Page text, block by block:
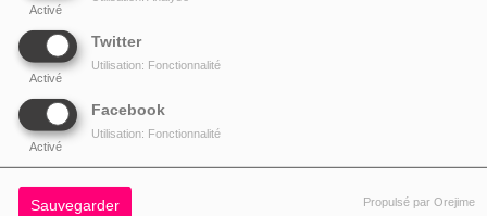
Activé
Twitter
Activé
Utilisation: Fonctionnalité
Facebook
Activé
Utilisation: Fonctionnalité
Sauvegarder Propulsé par Orejime